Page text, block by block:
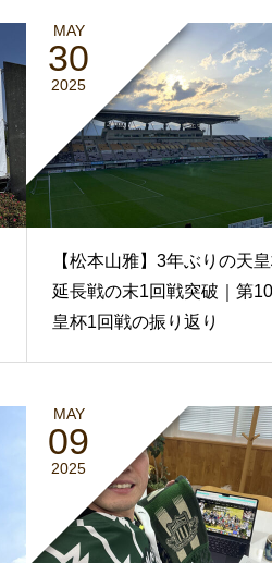
MAY
30
2025
【松本山雅】3年ぶりの天
延長戦の末1回戦突破｜第
皇杯1回戦の振り返り
MAY
09
2025